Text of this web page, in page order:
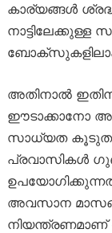
കാര്യങ്ങൾ
അതിനാൽ
ഈടാക്കാനോ
സാധ്യത
പ്രവാസികൾ
അവസാന
നിയന്ത്രണമാണ്